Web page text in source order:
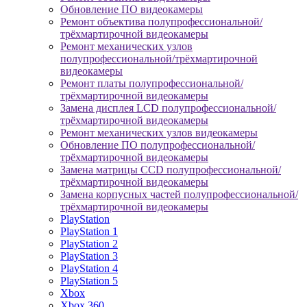
Обновление ПО видеокамеры
Ремонт объектива полупрофессиональной/
трёхмартирочной видеокамеры
Ремонт механических узлов
полупрофессиональной/трёхмартирочной
видеокамеры
Ремонт платы полупрофессиональной/
трёхмартирочной видеокамеры
Замена дисплея LCD полупрофессиональной/
трёхмартирочной видеокамеры
Ремонт механических узлов видеокамеры
Обновление ПО полупрофессиональной/
трёхмартирочной видеокамеры
Замена матрицы CCD полупрофессиональной/
трёхмартирочной видеокамеры
Замена корпусных частей полупрофессиональной/
трёхмартирочной видеокамеры
PlayStation
PlayStation 1
PlayStation 2
PlayStation 3
PlayStation 4
PlayStation 5
Xbox